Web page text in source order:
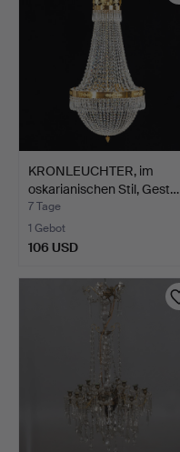
KRONLEUCHTER, im
oskarianischen Stil, Gest…
7 Tage
1 Gebot
106 USD